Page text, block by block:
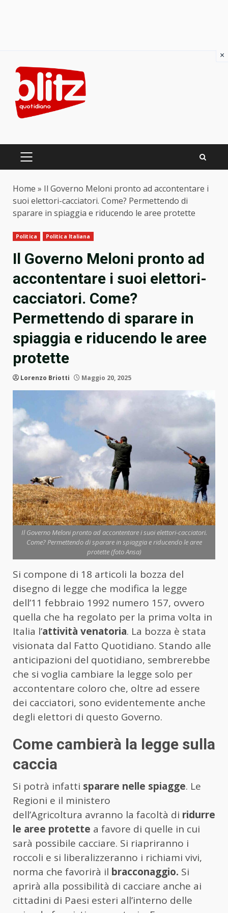
content
PRIMARY
Home » Il Governo Meloni pronto ad accontentare i
suoi elettori-cacciatori. Come? Permettendo di
sparare in spiaggia e riducendo le aree protette
Politica Politica Italiana
Il Governo Meloni pronto ad
accontentare i suoi elettori-
cacciatori. Come?
Permettendo di sparare in
spiaggia e riducendo le aree
protette
Lorenzo Briotti Maggio 20, 2025
Il Governo Meloni pronto ad accontentare i suoi elettori-cacciatori.
Come? Permettendo di sparare in spiaggia e riducendo le aree
protette (foto Ansa)
Si compone di 18 articoli la bozza del
disegno di legge che modifica la legge
dell’11 febbraio 1992 numero 157, ovvero
quella che ha regolato per la prima volta in
Italia l’attività venatoria. La bozza è stata
visionata dal Fatto Quotidiano. Stando alle
anticipazioni del quotidiano, sembrerebbe
che si voglia cambiare la legge solo per
accontentare coloro che, oltre ad essere
dei cacciatori, sono evidentemente anche
degli elettori di questo Governo.
Come cambierà la legge sulla
caccia
Si potrà infatti sparare nelle spiagge. Le
Regioni e il ministero
dell’Agricoltura avranno la facoltà di ridurre
le aree protette a favore di quelle in cui
sarà possibile cacciare. Si riapriranno i
roccoli e si liberalizzeranno i richiami vivi,
norma che favorirà il bracconaggio. Si
aprirà alla possibilità di cacciare anche ai
cittadini di Paesi esteri all’interno delle
×